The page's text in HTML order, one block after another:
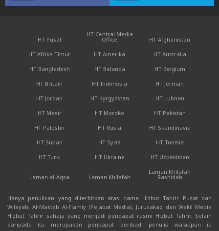
HT Pusat
HT Central Media
Office
HT Afghanistan
HT Afrika Timur
HT Amerika
HT Australia
HT Bangladesh
HT Belanda
HT Belgium
HT Britain
HT Indonesia
HT Jerman
HT Jordan
HT Kyrgyzstan
HT Lubnan
HT Mesir
HT Moroko
HT Pakistan
HT Palestin
HT Rusia
HT Skandinavia
HT Sudan
HT Syria
HT Tunisia
HT Turki
HT Ukraine HT Uzbekistan
Laman al-Aqsa Laman Khilafah
Laman Khilafah
Rashidah
Hanya penulisan yang diterbitkan atas nama Hizbut Tahrir Pusat dan
Wilayah, Al-Maktab Al-I'lamiy (Pejabat Media), Jurucakap dan Wakil Media
Hizbut Tahrir sahaja yang menjadi pendapat rasmi Hizbut Tahrir. Selain
daripada itu merupakan pendapat peribadi penulis walaupun ia